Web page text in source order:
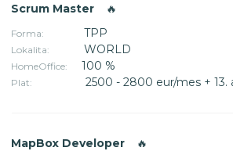
Scrum Master 🔥
Forma: TPP
Lokalita: WORLD
HomeOffice: 100 %
Plat: 2500 - 2800 eur/mes + 13.
MapBox Developer 🔥